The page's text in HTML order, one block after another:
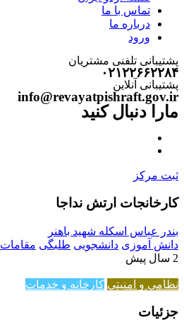
تماس با ما
درباره ما
ورود
پشتیبانی تلفنی مشتریان
۰۲۱۲۲۶۶۲۲۸۴
پشتیبانی آنلاین
info@revayatpishraft.gov.ir
مارا دنبال کنید
ثبت مرکز
کارخانجات ارتش نداجا
بندر عباس اسکله شهید باهنر
دانش آموزی دانشجویی طلبگی مقامات
2 سال پیش
نظامی و امنیتی کارخانه و خدمات
جزئیات